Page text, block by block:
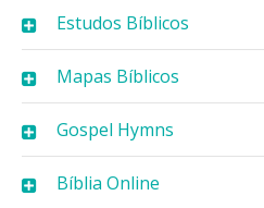
Estudos Bíblicos
Mapas Bíblicos
Gospel Hymns
Bíblia Online